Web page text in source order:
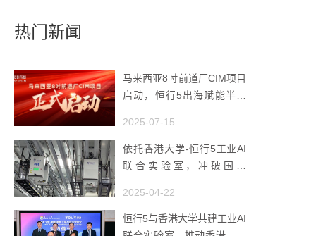
热门新闻
马来西亚8吋前道厂CIM项目
启动，恒行5出海赋能半导
2025-07-15
依托香港大学-恒行5工业AI
联合实验室，冲破国产
2025-04-22
恒行5与香港大学共建工业AI